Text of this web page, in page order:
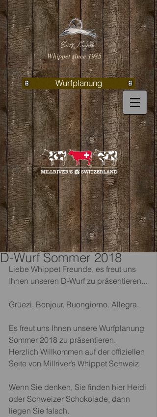
Edith Lauper
Whippet since 1975
Wurfplanung
D-Wurf Sommer 2018
Liebe Whippet Freunde, es freut uns
Ihnen unseren D-Wurf zu präsentieren...
Grüezi. Bonjour. Buongiorno. Allegra.
Es freut uns Ihnen unsere Wurfplanung
Sommer 2018 zu präsentieren.
Herzlich Willkommen auf der offiziellen
Seite von Millriver’s Whippet Schweiz.
Wenn Sie denken, Sie finden hier Heidi
oder Schweizer Schokolade, dann
liegen Sie falsch.